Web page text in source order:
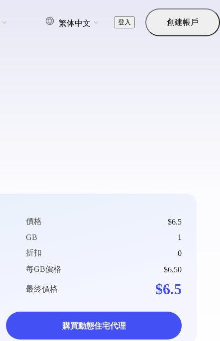
繁体中文 登入 創建帳戶
價格
$6.5
GB
1
折扣
0
每GB價格
$6.50
最終價格 $6.5
購買動態住宅代理